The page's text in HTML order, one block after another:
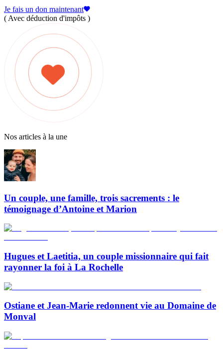
Je fais un don maintenant
( Avec déduction d'impôts )
Nos articles à la une
Un couple, une famille, trois sacrements : le
témoignage d’Antoine et Marion
Hugues et Laetitia, un couple missionnaire qui fait
rayonner la foi à La Rochelle
Ostiane et Jean-Marie redonnent vie au Domaine de
Monval